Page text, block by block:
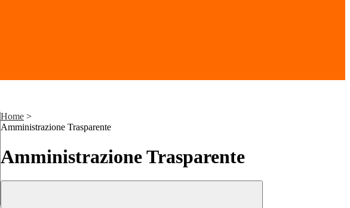
Home >
Amministrazione Trasparente
Amministrazione Trasparente